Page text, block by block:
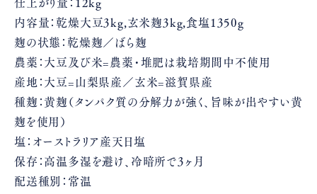
内容量：乾燥大豆3kg,玄米麹3kg,食塩1350g
麹の状態：乾燥麹／ばら麹
農薬：大豆及び米=農薬・堆肥は栽培期間中不使用
産地：大豆=山梨県産／玄米=滋賀県産
種麹：黄麹（タンパク質の分解力が強く、旨味が出やすい黄
麹を使用）
塩：オーストラリア産天日塩
保存：高温多湿を避け、冷暗所で3ヶ月
配送種別：常温